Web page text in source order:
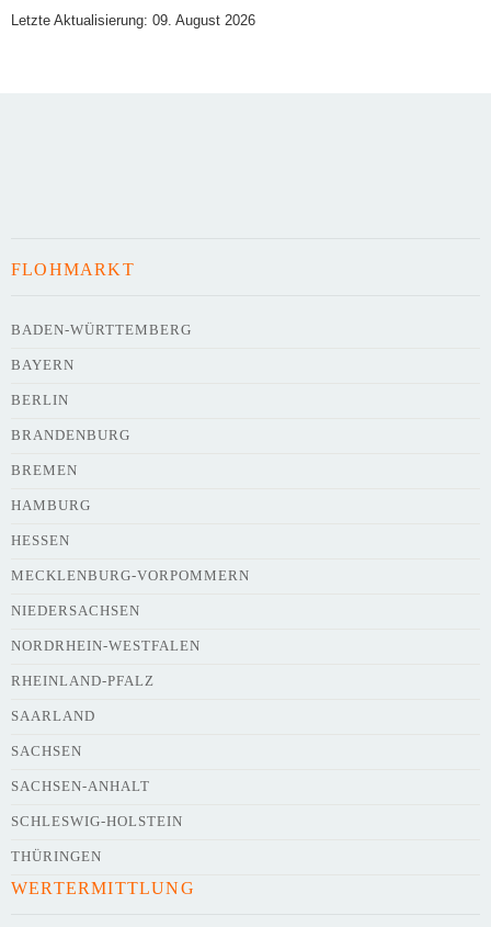
Webseite
Kurze Beschreibung des Flohmarkts
Kontaktdaten des Veranstalters
Letzte Aktualisierung: 09. August 2026
FLOHMARKT
BADEN-WÜRTTEMBERG
BAYERN
BERLIN
BRANDENBURG
BREMEN
HAMBURG
HESSEN
MECKLENBURG-VORPOMMERN
NIEDERSACHSEN
NORDRHEIN-WESTFALEN
RHEINLAND-PFALZ
SAARLAND
SACHSEN
SACHSEN-ANHALT
SCHLESWIG-HOLSTEIN
THÜRINGEN
WERTERMITTLUNG